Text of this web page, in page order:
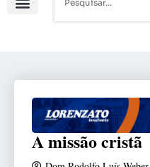
A missão cristã